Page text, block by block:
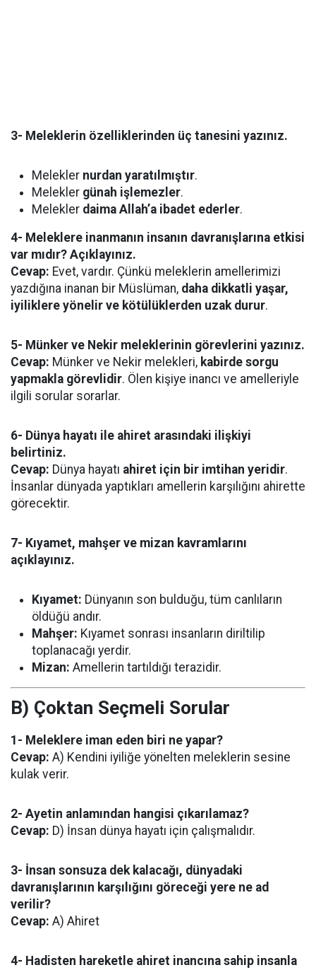
3- Meleklerin özelliklerinden üç tanesini yazınız.
Melekler nurdan yaratılmıştır.
Melekler günah işlemezler.
Melekler daima Allah’a ibadet ederler.
4- Meleklere inanmanın insanın davranışlarına etkisi
var mıdır? Açıklayınız.
Cevap: Evet, vardır. Çünkü meleklerin amellerimizi
yazdığına inanan bir Müslüman, daha dikkatli yaşar,
iyiliklere yönelir ve kötülüklerden uzak durur.
5- Münker ve Nekir meleklerinin görevlerini yazınız.
Cevap: Münker ve Nekir melekleri, kabirde sorgu
yapmakla görevlidir. Ölen kişiye inancı ve amelleriyle
ilgili sorular sorarlar.
6- Dünya hayatı ile ahiret arasındaki ilişkiyi
belirtiniz.
Cevap: Dünya hayatı ahiret için bir imtihan yeridir.
İnsanlar dünyada yaptıkları amellerin karşılığını ahirette
görecektir.
7- Kıyamet, mahşer ve mizan kavramlarını
açıklayınız.
Kıyamet: Dünyanın son bulduğu, tüm canlıların
öldüğü andır.
Mahşer: Kıyamet sonrası insanların diriltilip
toplanacağı yerdir.
Mizan: Amellerin tartıldığı terazidir.
B) Çoktan Seçmeli Sorular
1- Meleklere iman eden biri ne yapar?
Cevap: A) Kendini iyiliğe yönelten meleklerin sesine
kulak verir.
2- Ayetin anlamından hangisi çıkarılamaz?
Cevap: D) İnsan dünya hayatı için çalışmalıdır.
3- İnsan sonsuza dek kalacağı, dünyadaki
davranışlarının karşılığını göreceği yere ne ad
verilir?
Cevap: A) Ahiret
4- Hadisten hareketle ahiret inancına sahip insanla